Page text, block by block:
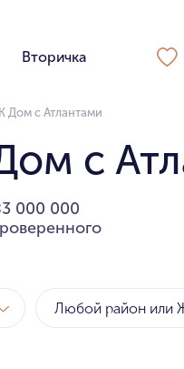
Вторичка
Дом с Атлантами
с
000 000